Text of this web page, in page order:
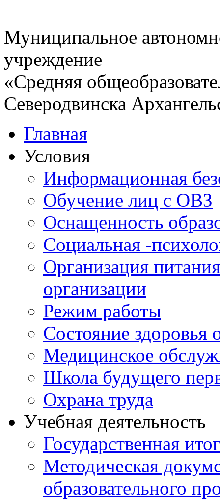
Муниципальное
учреждение
«Средняя
Северодвинска
Главная
Условия
Информационная
Обучение лиц с ОВЗ
Оснащенность
Социальная -
Организация
организации
Режим работы
Состояние
Медицинское
Школа будущего
Охрана труда
Учебная деятельность
Государственная
Методическая
образовательного